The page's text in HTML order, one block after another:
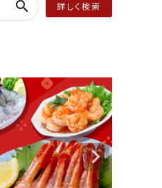
search 詳しく検索